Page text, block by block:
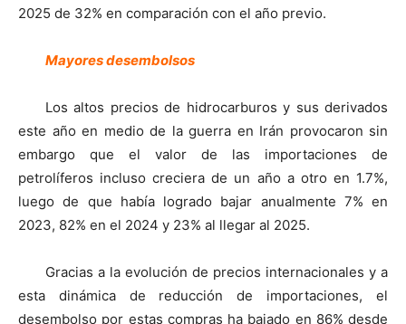
2025 de 32% en comparación con el año previo.
Mayores desembolsos
Los altos precios de hidrocarburos y sus derivados
este año en medio de la guerra en Irán provocaron sin
embargo que el valor de las importaciones de
petrolíferos incluso creciera de un año a otro en 1.7%,
luego de que había logrado bajar anualmente 7% en
2023, 82% en el 2024 y 23% al llegar al 2025.
Gracias a la evolución de precios internacionales y a
esta dinámica de reducción de importaciones, el
desembolso por estas compras ha bajado en 86% desde